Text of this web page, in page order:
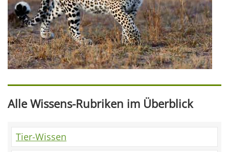
Alle Wissens-Rubriken im Überblick
Tier-Wissen